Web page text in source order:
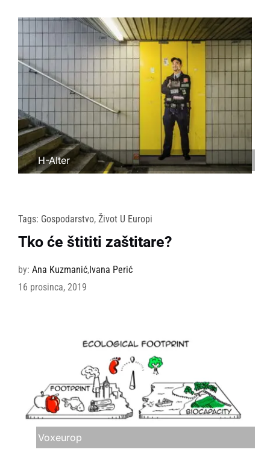
H-Alter
Tags: Gospodarstvo, Život U Europi
Tko će štititi zaštitare?
by: Ana Kuzmanić,Ivana Perić
16 prosinca, 2019
Voxeurop